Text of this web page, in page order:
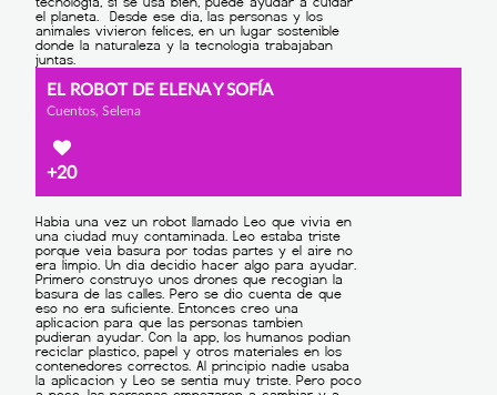
EL ROBOT DE ELENA Y SOFÍA
Cuentos, Selena
+20